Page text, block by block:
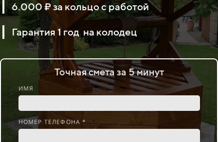
6.000 ₽ за кольцо с работой
Гарантия 1 год на колодец
Точная смета за 5 минут
ИМЯ
НОМЕР ТЕЛЕФОНА *